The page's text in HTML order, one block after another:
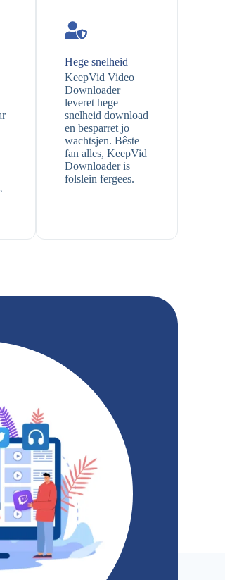
Hege snelheid
KeepVid Video
Downloader
leveret hege
snelheid download
en besparret jo
wachtsjen. Bêste
fan alles, KeepVid
Downloader is
folslein fergees.